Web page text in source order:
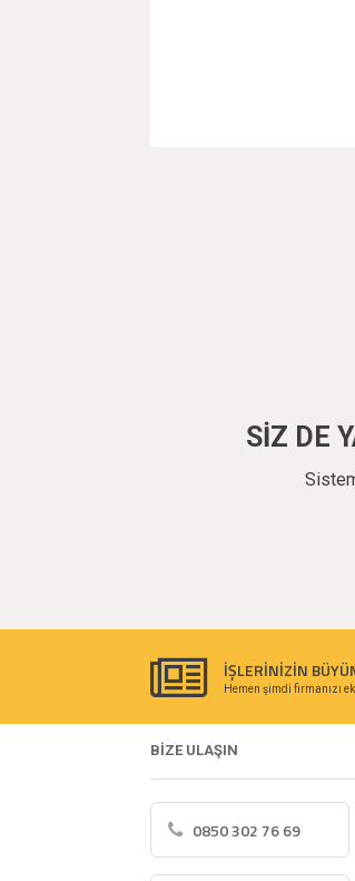
SİZ DE
İŞLERİNİZİN
Hemen şimdi firmanızı
BİZE ULAŞIN
0850 302 76 69